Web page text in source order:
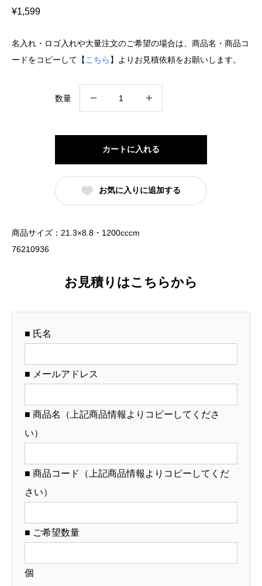
¥1,599
名入れ・ロゴ入れや大量注文のご希望の場合は、商品名・商品コ
ードをコピーして【 こちら 】よりお見積依頼をお願いします。
数量
立
高
台
れ
ナ
ル
ど
り
成）
カートに入れる
お気に入りに追加する
商品サイズ：21.3×8.8・1200cccm
76210936
お見積りはこちらから
■ 氏名
■ メールアドレス
■ 商品名（上記商品情報よりコピーしてくださ
い）
■ 商品コード（上記商品情報よりコピーしてくだ
さい）
■ ご希望数量
個